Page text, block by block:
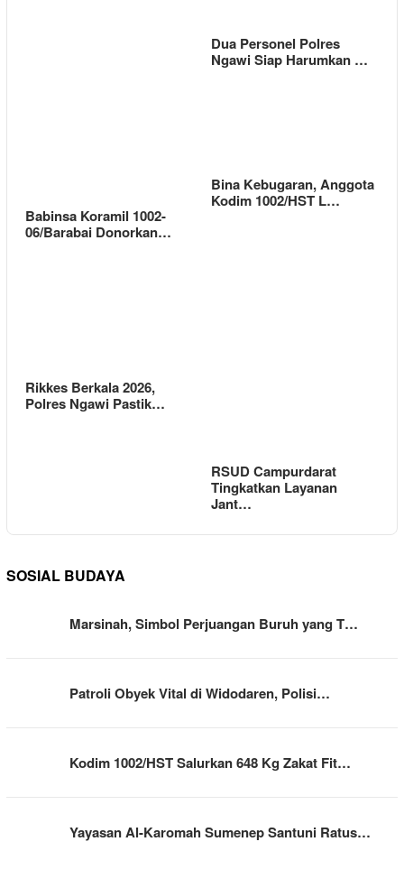
Dua Personel Polres
Ngawi Siap Harumkan …
Babinsa Koramil 1002-
06/Barabai Donorkan…
Bina Kebugaran, Anggota
Kodim 1002/HST L…
Rikkes Berkala 2026,
Polres Ngawi Pastik…
RSUD Campurdarat
Tingkatkan Layanan
Jant…
SOSIAL BUDAYA
Marsinah, Simbol Perjuangan Buruh yang T…
Patroli Obyek Vital di Widodaren, Polisi…
Kodim 1002/HST Salurkan 648 Kg Zakat Fit…
Yayasan Al-Karomah Sumenep Santuni Ratus…